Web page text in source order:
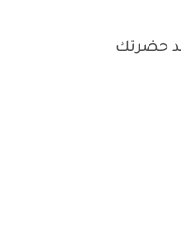
حضرتك